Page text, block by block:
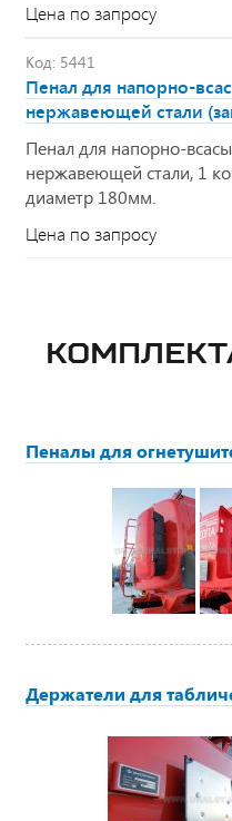
Цена по запросу
Код: 5441
Пенал для напорно-
нержавеющей стали
Пенал для напорно-
нержавеющей стали, 1
диаметр 180мм.
Цена по запросу
Пеналы для
Держатели для